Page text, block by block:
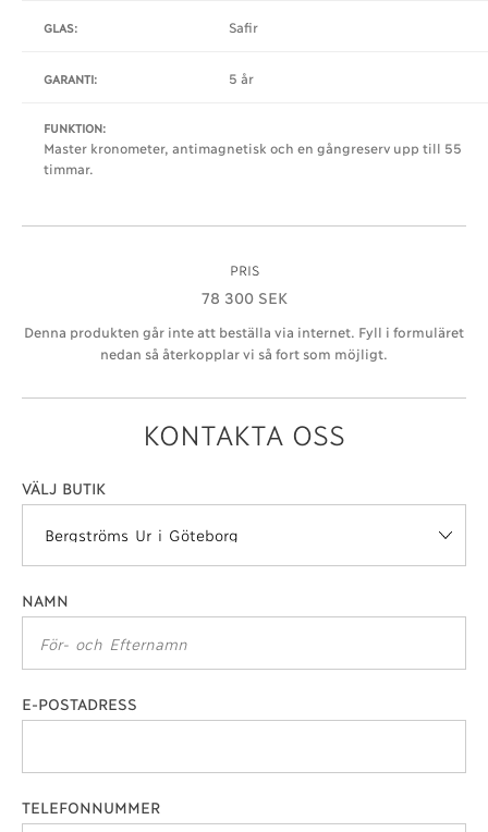
GLAS: Safir
GARANTI: 5 år
FUNKTION:
Master kronometer, antimagnetisk och en gångreserv upp till 55
timmar.
PRIS
78 300 SEK
Denna produkten går inte att beställa via internet. Fyll i formuläret
nedan så återkopplar vi så fort som möjligt.
KONTAKTA OSS
VÄLJ BUTIK
NAMN
E-POSTADRESS
TELEFONNUMMER